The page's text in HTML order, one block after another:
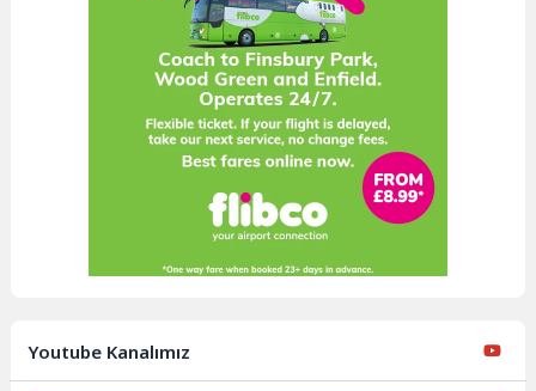
Youtube Kanalımız